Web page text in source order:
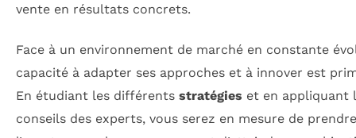
vente en résultats concrets.
Face à un environnement de marché en constante
capacité à adapter ses approches et à innover est
En étudiant les différents stratégies et en appliquant
conseils des experts, vous serez en mesure de prendre